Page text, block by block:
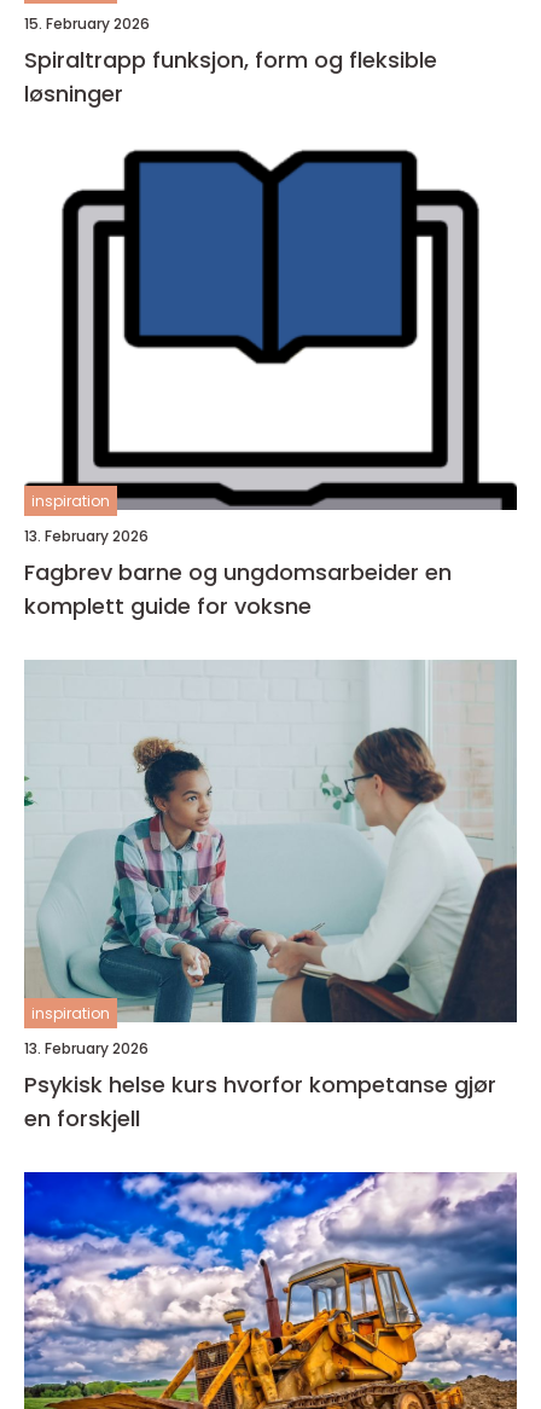
15. February 2026
Spiraltrapp funksjon, form og fleksible
løsninger
inspiration
13. February 2026
Fagbrev barne og ungdomsarbeider en
komplett guide for voksne
inspiration
13. February 2026
Psykisk helse kurs hvorfor kompetanse gjør
en forskjell